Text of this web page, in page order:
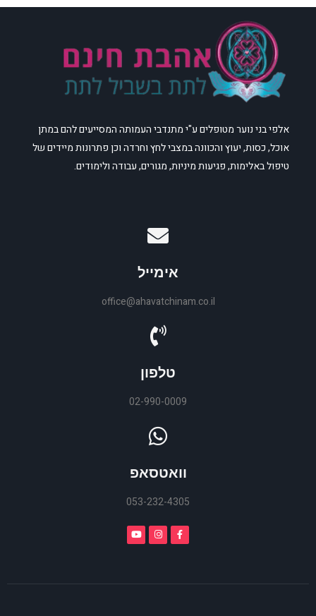
אלפי בני נוער מטופלים ע"י מתנדבי העמותה המסייעים להם במתן
אוכל, כסות, יעוץ והכוונה במצבי לחץ וחרדה וכן פתרונות מיידים של
טיפול באלימות, פגיעות מיניות, מגורים, עבודה ולימודים.
אימייל
office@ahavatchinam.co.il
טלפון
02-990-0009
וואטסאפ
053-232-4305